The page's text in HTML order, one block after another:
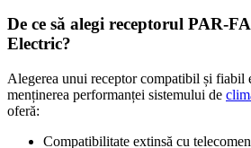
De ce să alegi receptorul PAR-
Electric?
Alegerea unui receptor compatibil și fiabil
menținerea performanței sistemului de
oferă:
Compatibilitate extinsă cu